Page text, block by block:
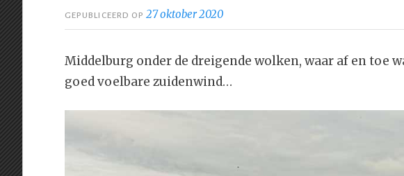
GEPUBLICEERD OP27 oktober 2020
Middelburg onder de dreigende wolken, waar af en toe
goed voelbare zuidenwind…